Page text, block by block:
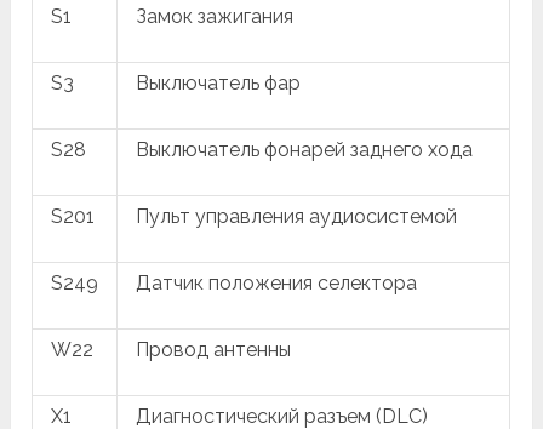
S1 Замок зажигания
S3 Выключатель фар
S28 Выключатель фонарей заднего хода
S201 Пульт управления аудиосистемой
S249 Датчик положения селектора
W22 Провод антенны
X1 Диагностический разъем (DLC)